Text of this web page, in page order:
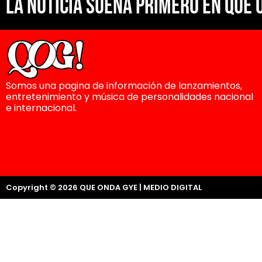
La noticia suena primero en Que
Somos una pagina de información de lanzamientos,
entretenimiento y música de personalidades nacional
e internacional.
Copyright © 2026 QUE ONDA GYE | MEDIO DIGITAL